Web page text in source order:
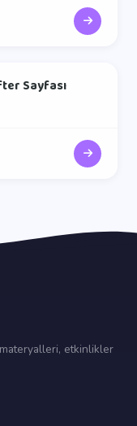
Sayfası
etkinlikler